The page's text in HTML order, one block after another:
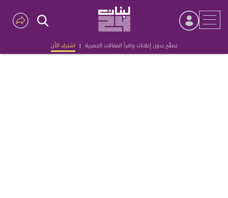
تصفّح بدون إعلانات واقرأ المقالات الحصرية | اشترك الآن
Advertisement